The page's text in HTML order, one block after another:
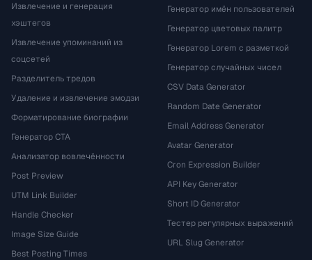
Извлечение и генерация
хэштегов
Извлечение упоминаний из
соцсетей
Разделитель тредов
Удаление и извлечение эмодзи
Форматирование биографии
Генератор CTA
Анализатор вовлечённости
Post Preview
UTM Link Builder
Handle Checker
Image Size Guide
Best Posting Times
Генератор имён пользователей
Генератор цветовых палитр
Генератор Lorem с разметкой
Генератор случайных чисел
CSV Data Generator
Random Date Generator
Email Address Generator
Avatar Generator
Cron Expression Builder
API Key Generator
Short ID Generator
Тестер регулярных выражений
URL Slug Generator